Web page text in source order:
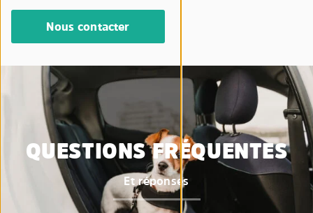
Nous contacter
QUESTIONS FRÉQUENTES
Et réponses